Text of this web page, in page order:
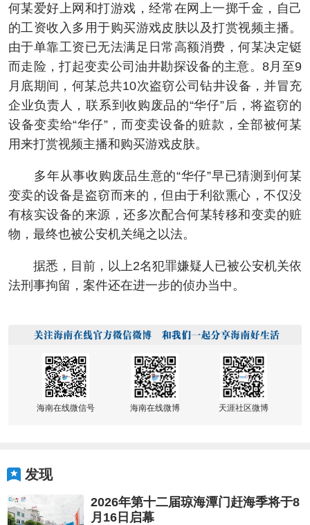
何某爱好上网和打游戏，经常在网上一掷千金，自己
的工资收入多用于购买游戏皮肤以及打赏视频主播。
由于单靠工资已无法满足日常高额消费，何某决定铤
而走险，打起变卖公司油井勘探设备的主意。8月至9
月底期间，何某总共10次盗窃公司钻井设备，并冒充
企业负责人，联系到收购废品的“华仔”后，将盗窃的
设备变卖给“华仔”，而变卖设备的赃款，全部被何某
用来打赏视频主播和购买游戏皮肤。
多年从事收购废品生意的“华仔”早已猜测到何某
变卖的设备是盗窃而来的，但由于利欲熏心，不仅没
有核实设备的来源，还多次配合何某转移和变卖的赃
物，最终也被公安机关绳之以法。
据悉，目前，以上2名犯罪嫌疑人已被公安机关依
法刑事拘留，案件还在进一步的侦办当中。
海南在线微信号 海南在线微博 天涯社区微博
发现
2026年第十二届琼海潭门赶海季将于8
月16日启幕